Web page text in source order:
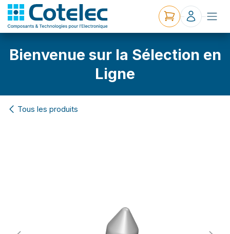
Bienvenue sur la Sélection en
Ligne
Tous les produits